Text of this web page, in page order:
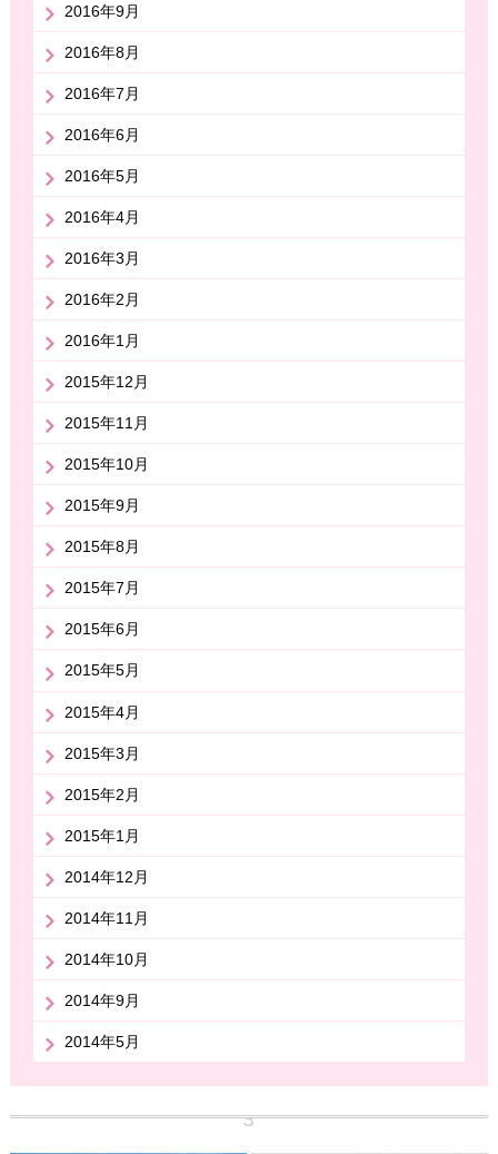
2016年9月
2016年8月
2016年7月
2016年6月
2016年5月
2016年4月
2016年3月
2016年2月
2016年1月
2015年12月
2015年11月
2015年10月
2015年9月
2015年8月
2015年7月
2015年6月
2015年5月
2015年4月
2015年3月
2015年2月
2015年1月
2014年12月
2014年11月
2014年10月
2014年9月
2014年5月